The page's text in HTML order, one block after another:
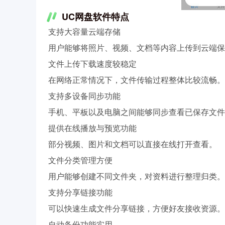
UC网盘软件特点
支持大容量云端存储
用户能够将照片、视频、文档等内容上传到云端
文件上传下载速度较稳定
在网络正常情况下，文件传输过程整体比较流畅。
支持多设备同步功能
手机、平板以及电脑之间能够同步查看已保存文
提供在线播放与预览功能
部分视频、图片和文档可以直接在线打开查看。
文件分类管理方便
用户能够创建不同文件夹，对资料进行整理归类。
支持分享链接功能
可以快速生成文件分享链接，方便好友接收资源。